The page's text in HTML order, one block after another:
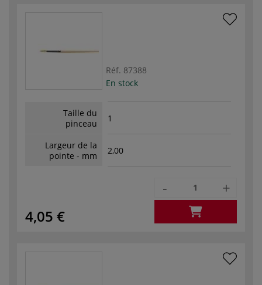
Réf. 87388
En stock
Taille du
pinceau
1
Largeur de la
pointe - mm
2,00
4,05 €
- +